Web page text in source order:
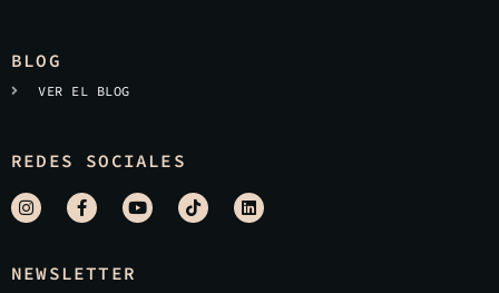
BLOG
VER EL BLOG
REDES SOCIALES
NEWSLETTER